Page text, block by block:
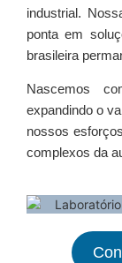
industrial.
ponta em
brasileira
Nascemos
expandindo o
nossos
complexos da